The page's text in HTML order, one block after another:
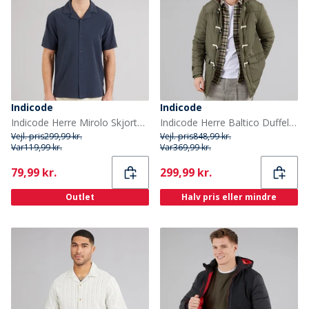
Indicode
Indicode Herre Mirolo Skjorte Navy
Vejl. pris299,99 kr.
Var119,99 kr.
Current
79,99 kr.
Outlet
Indicode
Indicode Herre Baltico Duffel Frakke Army
Vejl. pris848,99 kr.
Var369,99 kr.
Current
299,99 kr.
Halv pris eller mindre